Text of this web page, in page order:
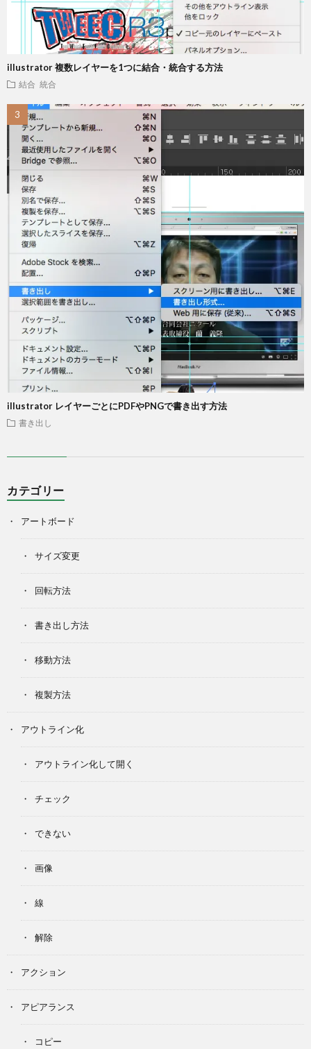
illustrator 複数レイヤーを1つに結合・統合する方法
結合 統合
illustrator レイヤーごとにPDFやPNGで書き出す方法
書き出し
カテゴリー
アートボード
サイズ変更
回転方法
書き出し方法
移動方法
複製方法
アウトライン化
アウトライン化して開く
チェック
できない
画像
線
解除
アクション
アピアランス
コピー